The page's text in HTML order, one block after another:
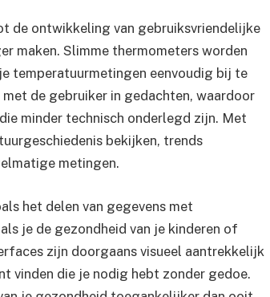
de ontwikkeling van gebruiksvriendelijke
maken. Slimme thermometers worden
temperatuurmetingen eenvoudig bij te
de gebruiker in gedachten, waardoor
minder technisch onderlegd zijn. Met
bekijken, trends
metingen.
het delen van gegevens met
je de gezondheid van je kinderen of
zijn doorgaans visueel aantrekkelijk
vinden die je nodig hebt zonder gedoe.